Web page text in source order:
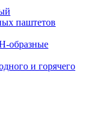
паштетов
образные
и горячего